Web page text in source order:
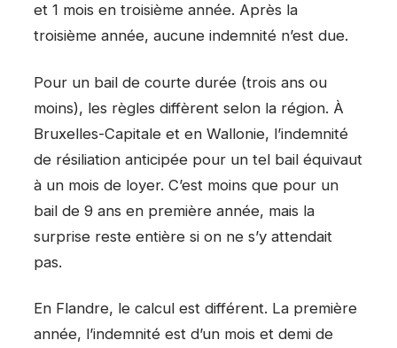
et 1 mois en troisième année. Après la
troisième année, aucune indemnité n’est due.
Pour un bail de courte durée (trois ans ou
moins), les règles diffèrent selon la région. À
Bruxelles-Capitale et en Wallonie, l’indemnité
de résiliation anticipée pour un tel bail équivaut
à un mois de loyer. C’est moins que pour un
bail de 9 ans en première année, mais la
surprise reste entière si on ne s’y attendait
pas.
En Flandre, le calcul est différent. La première
année, l’indemnité est d’un mois et demi de